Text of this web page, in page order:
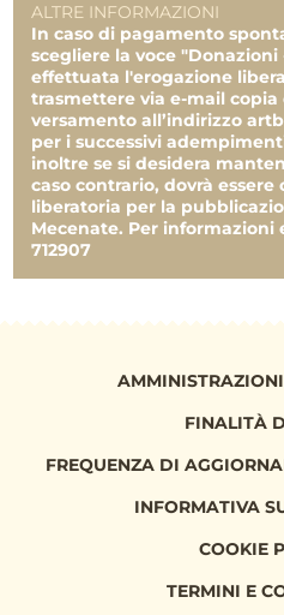
TOTALE
CERACARTA S.P.A.
BANDINI CASAMENTI
Claudia Rossi
Er LUX S.R.L.
Flamigni S.R.L.
Paolo Camorani
CERACARTA S.P.A.
BANDINI CASAMENTI
ALTRE INFORMAZIONI
In caso di pagamento
scegliere la voce
effettuata l'erogazione
trasmettere via e-mail
versamento all’indirizzo
per i successivi
inoltre se si desidera
caso contrario, dovrà
liberatoria per la
Mecenate. Per informazioni
712907
FINALITÀ
FREQUENZA DI
INFORMATIVA
COOKIE
TERMINI E